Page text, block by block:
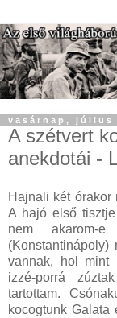
vasárnap, július
A szétvert
anekdotái -
Hajnali két órakor
A hajó első
nem akarom-
vannak, hol mint
izzé-porrá
tartottam.
kocogtunk